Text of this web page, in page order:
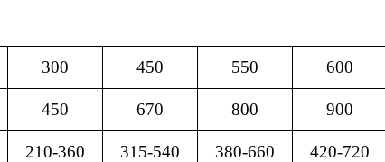
300 450 550 600
450 670 800 900
210-360 315-540 380-660 420-720